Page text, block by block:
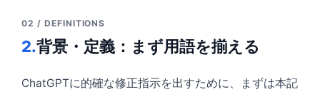
02 / DEFINITIONS
2.背景・定義：まず用語を揃える
ChatGPTに的確な修正指示を出すために、まずは本記